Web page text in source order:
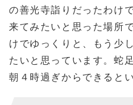
の善光寺詣りだったわけ
来てみたいと思った場所
けでゆっくりと、もう少
たいと思っています。蛇
朝４時過ぎからできると